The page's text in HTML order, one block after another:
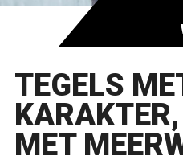
TEGELS
MET